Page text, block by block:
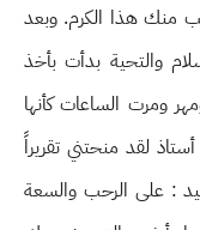
منك هذا الكرم. وبعد
والتحية بدأت بأخذ
ومرت الساعات كأنها
لقد منحتني تقريراً
: على الرحب والسعة